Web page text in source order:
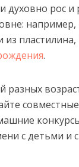
рос и
.
разных
с детьми и